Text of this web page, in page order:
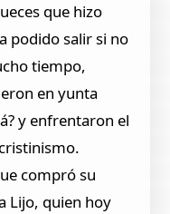
que hizo
podido salir si no
tiempo,
en yunta
y enfrentaron el
compró su
Lijo, quien hoy